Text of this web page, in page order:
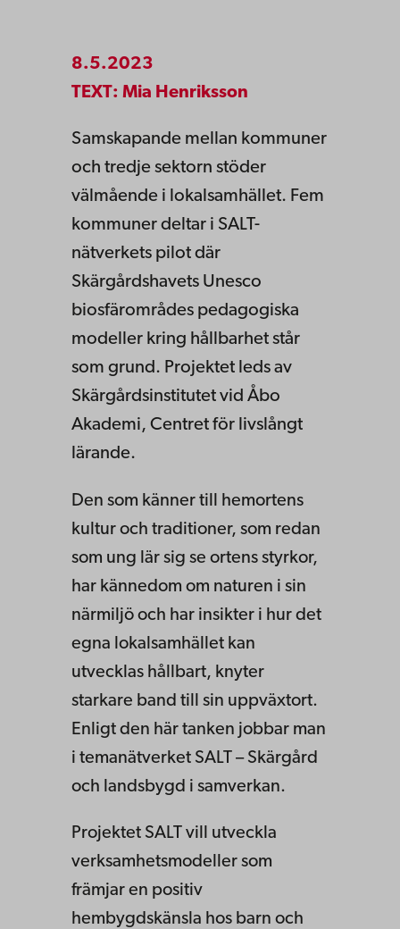
8.5.2023
TEXT: Mia Henriksson
Samskapande mellan kommuner
och tredje sektorn stöder
välmående i lokalsamhället. Fem
kommuner deltar i SALT-
nätverkets pilot där
Skärgårdshavets Unesco
biosfärområdes pedagogiska
modeller kring hållbarhet står
som grund. Projektet leds av
Skärgårdsinstitutet vid Åbo
Akademi, Centret för livslångt
lärande.
Den som känner till hemortens
kultur och traditioner, som redan
som ung lär sig se ortens styrkor,
har kännedom om naturen i sin
närmiljö och har insikter i hur det
egna lokalsamhället kan
utvecklas hållbart, knyter
starkare band till sin uppväxtort.
Enligt den här tanken jobbar man
i temanätverket SALT – Skärgård
och landsbygd i samverkan.
Projektet SALT vill utveckla
verksamhetsmodeller som
främjar en positiv
hembygdskänsla hos barn och